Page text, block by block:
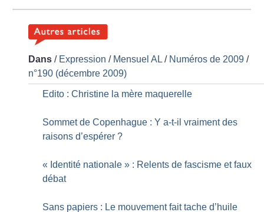
Dans / Expression / Mensuel AL / Numéros de 2009 /
n°190 (décembre 2009)
Edito : Christine la mère maquerelle
Sommet de Copenhague : Y a-t-il vraiment des
raisons d’espérer ?
« Identité nationale » : Relents de fascisme et faux
débat
Sans papiers : Le mouvement fait tache d’huile